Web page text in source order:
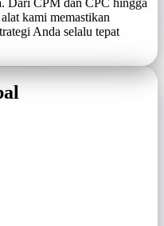
Dari CPM dan CPC hingga
kami memastikan
Anda selalu tepat